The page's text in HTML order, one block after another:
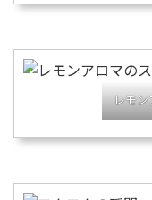
レモン